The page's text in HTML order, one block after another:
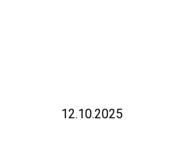
12.10.2025